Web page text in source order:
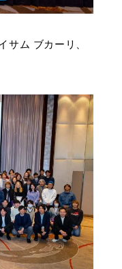
サム ブカーリ、